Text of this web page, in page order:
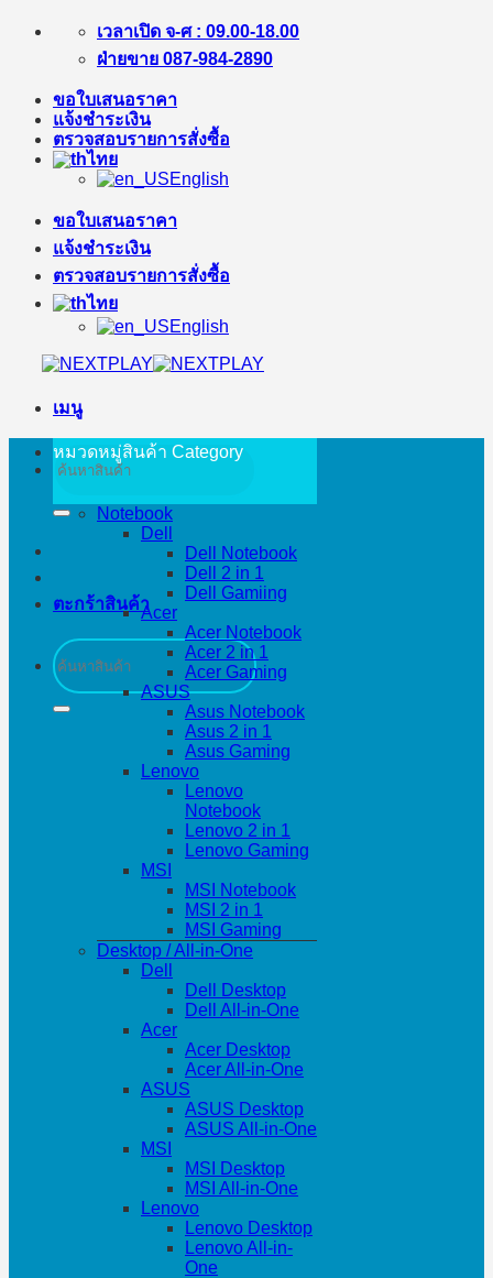
ข้าม
เนื้อหา
เวลาเปิด จ-ศ : 09.00-18.00
ฝ่ายขาย 087-984-2890
ขอใบเสนอราคา
แจ้งชำระเงิน
ตรวจสอบรายการสั่งซื้อ
ไทย
English
ขอใบเสนอราคา
แจ้งชำระเงิน
ตรวจสอบรายการสั่งซื้อ
ไทย
English
เมนู
ค้นหา:
ตะกร้าสินค้า
ค้นหา:
หมวดหมู่สินค้า Category
Notebook
Dell
Dell Notebook
Dell 2 in 1
Dell Gamiing
Acer
Acer Notebook
Acer 2 in 1
Acer Gaming
ASUS
Asus Notebook
Asus 2 in 1
Asus Gaming
Lenovo
Lenovo
Notebook
Lenovo 2 in 1
Lenovo Gaming
MSI
MSI Notebook
MSI 2 in 1
MSI Gaming
Desktop / All-in-One
Dell
Dell Desktop
Dell All-in-One
Acer
Acer Desktop
Acer All-in-One
ASUS
ASUS Desktop
ASUS All-in-One
MSI
MSI Desktop
MSI All-in-One
Lenovo
Lenovo Desktop
Lenovo All-in-
One